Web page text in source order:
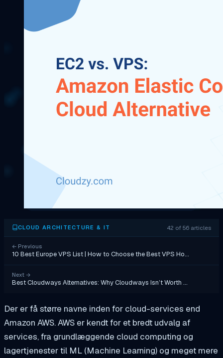
CLOUD ARCHITECTURE & IT 42 of 56 articles
← Previous
10 Best Europe VPS List | How to Choose the Best VPS Ho…
Next →
Best Cloudways Alternatives: Why Cloudways Isn’t Worth …
Der er få større navne inden for cloud-services end
Amazon AWS. AWS er kendt for et bredt udvalg af
services, fra grundlæggende cloud computing og
lagertjenester til ML (Machine Learning) og meget mere